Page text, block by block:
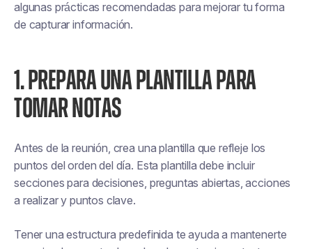
algunas prácticas recomendadas para mejorar tu forma
de capturar información.
1. PREPARA UNA PLANTILLA PARA
TOMAR NOTAS
Antes de la reunión, crea una plantilla que refleje los
puntos del orden del día. Esta plantilla debe incluir
secciones para decisiones, preguntas abiertas, acciones
a realizar y puntos clave.
Tener una estructura predefinida te ayuda a mantenerte